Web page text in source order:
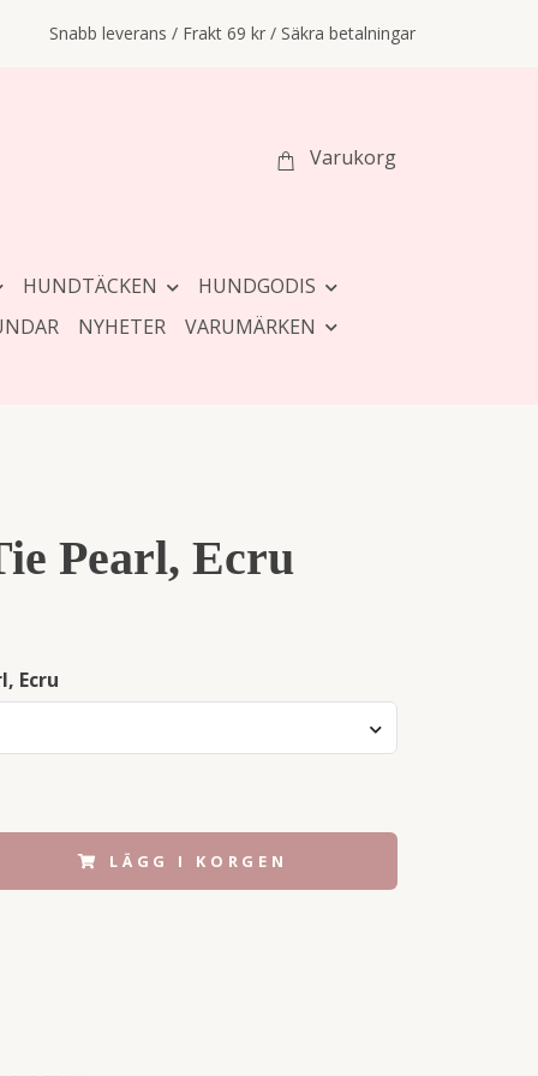
Snabb leverans / Frakt 69 kr / Säkra betalningar
Varukorg
HUNDTÄCKEN
HUNDGODIS
NYHETER
VARUMÄRKEN
Pearl, Ecru
Ecru
LÄGG I KORGEN